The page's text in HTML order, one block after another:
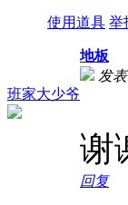
使用道具 举
班家大少爷
地板
发
谢
回复